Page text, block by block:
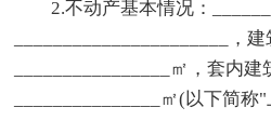
2.不动产基本情况：
______________________，建
________________㎡，套内建
_______________㎡(以下简称